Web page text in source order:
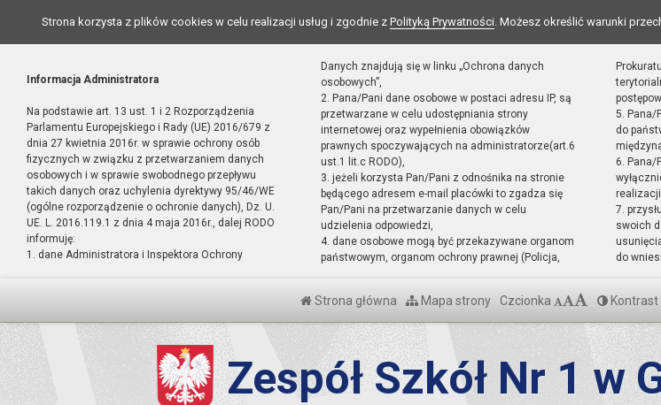
Strona korzysta z plików cookies w celu realizacji usług i zgodnie z Polityką Prywatności. Możesz określić warunki
Informacja Administratora
Na podstawie art. 13 ust. 1 i 2 Rozporządzenia
Parlamentu Europejskiego i Rady (UE) 2016/679 z
dnia 27 kwietnia 2016r. w sprawie ochrony osób
fizycznych w związku z przetwarzaniem danych
osobowych i w sprawie swobodnego przepływu
takich danych oraz uchylenia dyrektywy 95/46/WE
(ogólne rozporządzenie o ochronie danych), Dz. U.
UE. L. 2016.119.1 z dnia 4 maja 2016r., dalej RODO
informuję:
1. dane Administratora i Inspektora Ochrony
Danych znajdują się w linku „Ochrona danych
osobowych”,
2. Pana/Pani dane osobowe w postaci adresu IP, są
przetwarzane w celu udostępniania strony
internetowej oraz wypełnienia obowiązków
prawnych spoczywających na administratorze(art.6
ust.1 lit.c RODO),
3. jeżeli korzysta Pan/Pani z odnośnika na stronie
będącego adresem e-mail placówki to zgadza się
Pan/Pani na przetwarzanie danych w celu
udzielenia odpowiedzi,
4. dane osobowe mogą być przekazywane organom
państwowym, organom ochrony prawnej (Policja,
5. Pana/
do
6. Pana/
7.
swoich
do
Strona główna Mapa strony Czcionka Kontrast
Zespół Szkół Nr 1 w